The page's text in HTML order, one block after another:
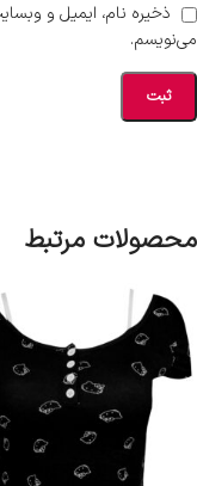
ذخیره نام، ایمیل و
می‌نویسم.
محصولات مرتبط